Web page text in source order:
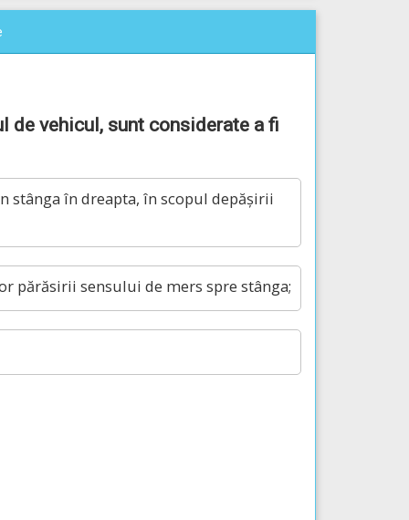
de vehicul, sunt considerate a fi
stânga în dreapta, în scopul depășirii
părăsirii sensului de mers spre stânga;